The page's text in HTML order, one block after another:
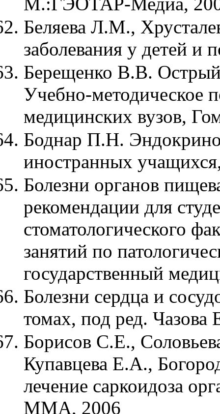
Беляева Л.М.,
заболевания у детей и
Берещенко В.В.
Учебно-методическое
медицинских вузов,
Боднар П.Н.
иностранных
Болезни органов
рекомендации для
стоматологического
занятий по
государственный
Болезни сердца и
томах, под ред.
Борисов С.Е.,
Купавцева Е.А.,
лечение саркоидоза
ММА, 2006